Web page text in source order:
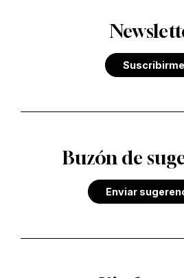
Suscribirme
Buzón de
Enviar